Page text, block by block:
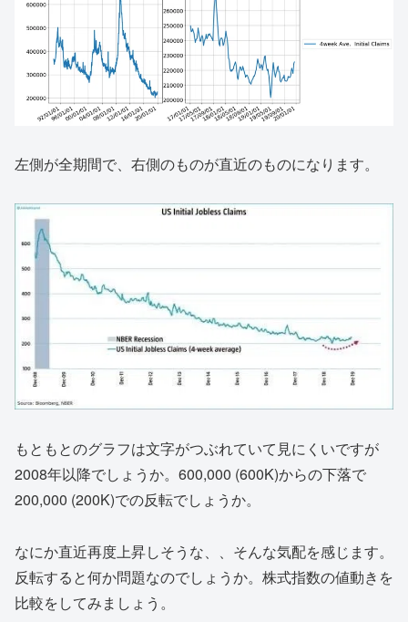
左側が全期間で、右側のものが直近のものになります。
もともとのグラフは文字がつぶれていて見にくいですが
2008年以降でしょうか。600,000 (600K)からの下落で
200,000 (200K)での反転でしょうか。
なにか直近再度上昇しそうな、、そんな気配を感じます。
反転すると何か問題なのでしょうか。株式指数の値動きを
比較をしてみましょう。